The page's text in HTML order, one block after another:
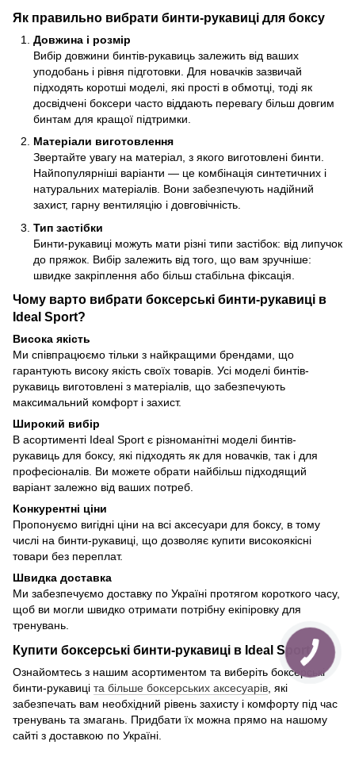
Як правильно вибрати бинти-рукавиці для боксу
Довжина і розмір
Вибір довжини бинтів-рукавиць залежить від ваших
уподобань і рівня підготовки. Для новачків зазвичай
підходять коротші моделі, які прості в обмотці, тоді як
досвідчені боксери часто віддають перевагу більш довгим
бинтам для кращої підтримки.
Матеріали виготовлення
Звертайте увагу на матеріал, з якого виготовлені бинти.
Найпопулярніші варіанти — це комбінація синтетичних і
натуральних матеріалів. Вони забезпечують надійний
захист, гарну вентиляцію і довговічність.
Тип застібки
Бинти-рукавиці можуть мати різні типи застібок: від липучок
до пряжок. Вибір залежить від того, що вам зручніше:
швидке закріплення або більш стабільна фіксація.
Чому варто вибрати боксерські бинти-рукавиці в
Ideal Sport?
Висока якість
Ми співпрацюємо тільки з найкращими брендами, що
гарантують високу якість своїх товарів. Усі моделі бинтів-
рукавиць виготовлені з матеріалів, що забезпечують
максимальний комфорт і захист.
Широкий вибір
В асортименті Ideal Sport є різноманітні моделі бинтів-
рукавиць для боксу, які підходять як для новачків, так і для
професіоналів. Ви можете обрати найбільш підходящий
варіант залежно від ваших потреб.
Конкурентні ціни
Пропонуємо вигідні ціни на всі аксесуари для боксу, в тому
числі на бинти-рукавиці, що дозволяє купити високоякісні
товари без переплат.
Швидка доставка
Ми забезпечуємо доставку по Україні протягом короткого часу,
щоб ви могли швидко отримати потрібну екіпіровку для
тренувань.
Купити боксерські бинти-рукавиці в Ideal Sport
Ознайомтесь з нашим асортиментом та виберіть боксерські
бинти-рукавиці та більше боксерських аксесуарів , які
забезпечать вам необхідний рівень захисту і комфорту під час
тренувань та змагань. Придбати їх можна прямо на нашому
сайті з доставкою по Україні.